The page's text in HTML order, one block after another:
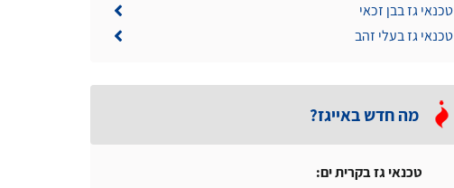
טכנאי גז בבן זכאי
טכנאי גז בעלי זהב
מה חדש באייגז?
טכנאי גז בקרית ים: